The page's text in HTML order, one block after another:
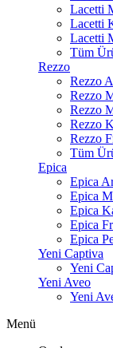
Lacetti
Lacetti
Lacetti
Tüm
Rezzo
Rezzo
Rezzo
Rezzo
Rezzo
Rezzo
Tüm
Epica
Epica
Epica
Epica
Epica
Epica
Yeni Captiva
Yeni
Yeni Aveo
Yeni
Menü